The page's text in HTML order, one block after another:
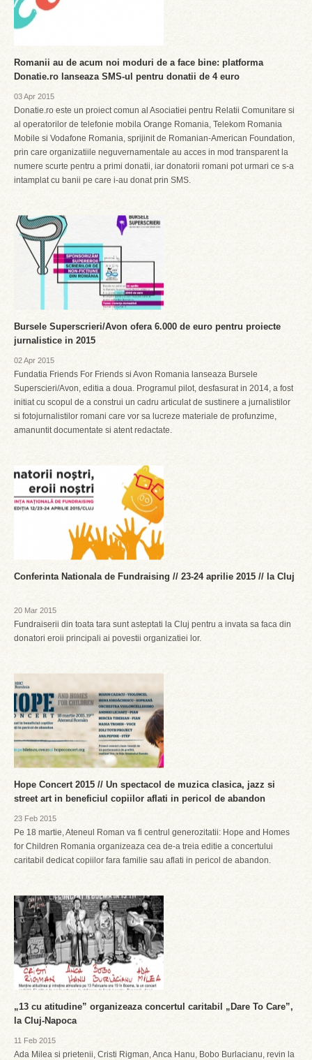
Romanii au de acum noi moduri de a face bine: platforma
Donatie.ro lanseaza SMS-ul pentru donatii de 4 euro
03 Apr 2015
Donatie.ro este un proiect comun al Asociatiei pentru Relatii Comunitare si
al operatorilor de telefonie mobila Orange Romania, Telekom Romania
Mobile si Vodafone Romania, sprijinit de Romanian-American Foundation,
prin care organizatiile neguvernamentale au acces in mod transparent la
numere scurte pentru a primi donatii, iar donatorii romani pot urmari ce s-a
intamplat cu banii pe care i-au donat prin SMS.
Bursele Superscrieri/Avon ofera 6.000 de euro pentru proiecte
jurnalistice in 2015
02 Apr 2015
Fundatia Friends For Friends si Avon Romania lanseaza Bursele
Superscieri/Avon, editia a doua. Programul pilot, desfasurat in 2014, a fost
initiat cu scopul de a construi un cadru articulat de sustinere a jurnalistilor
si fotojurnalistilor romani care vor sa lucreze materiale de profunzime,
amanuntit documentate si atent redactate.
Conferinta Nationala de Fundraising // 23-24 aprilie 2015 // la Cluj
20 Mar 2015
Fundraiserii din toata tara sunt asteptati la Cluj pentru a invata sa faca din
donatori eroii principali ai povestii organizatiei lor.
Hope Concert 2015 // Un spectacol de muzica clasica, jazz si
street art in beneficiul copiilor aflati in pericol de abandon
23 Feb 2015
Pe 18 martie, Ateneul Roman va fi centrul generozitatii: Hope and Homes
for Children Romania organizeaza cea de-a treia editie a concertului
caritabil dedicat copiilor fara familie sau aflati in pericol de abandon.
„13 cu atitudine” organizeaza concertul caritabil „Dare To Care”,
la Cluj-Napoca
11 Feb 2015
Ada Milea si prietenii, Cristi Rigman, Anca Hanu, Bobo Burlacianu, revin la